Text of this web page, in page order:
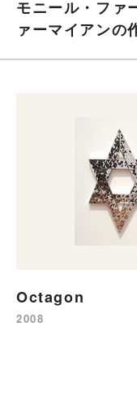
モニール・ファ
ァーマイアンの
Octagon
2008